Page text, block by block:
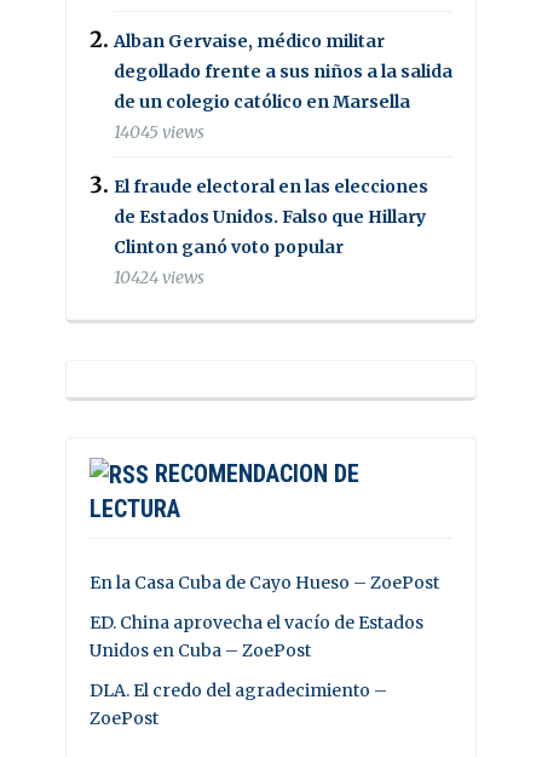
Alban Gervaise, médico militar
degollado frente a sus niños a la salida
de un colegio católico en Marsella
14045 views
El fraude electoral en las elecciones
de Estados Unidos. Falso que Hillary
Clinton ganó voto popular
10424 views
RECOMENDACION DE
LECTURA
En la Casa Cuba de Cayo Hueso – ZoePost
ED. China aprovecha el vacío de Estados
Unidos en Cuba – ZoePost
DLA. El credo del agradecimiento –
ZoePost